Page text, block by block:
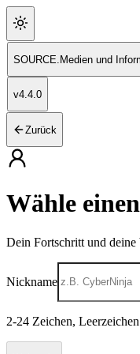
SOURCE Medien und
v4.4.0
Zurück
Wähle
Dein Fortschritt und
Nickname
2-24 Zeichen,